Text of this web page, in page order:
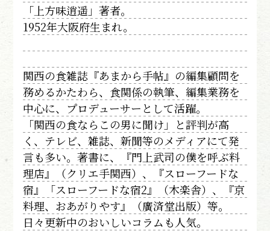
「上方味逍遥」著者。
1952年大阪府生まれ。
関西の食雑誌『あまから手帖』の編集顧問を
務めるかたわら、食関係の執筆、編集業務を
中心に、プロデューサーとして活躍。
「関西の食ならこの男に聞け」と評判が高
く、テレビ、雑誌、新聞等のメディアにて発
言も多い。著書に、『門上武司の僕を呼ぶ料
理店』（クリエ手関西）、『スローフードな
宿』「スローフードな宿2』（木楽舎）、『京
料理、おあがりやす』（廣済堂出版）等。
日々更新中のおいしいコラムも人気。